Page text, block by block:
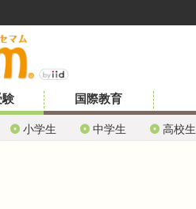
験
小学生 中学生 高校生
国際教育